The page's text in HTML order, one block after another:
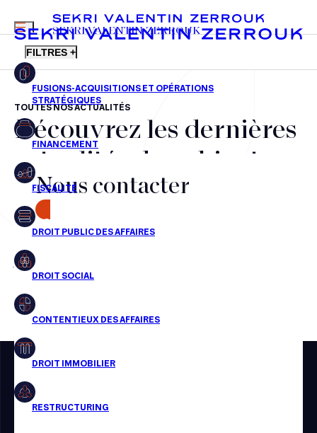
FR EN
MENU
SEKRI VALENTIN ZERROUK
FILTRES +
Fusions-acquisitions et opérations stratégiques
Financement
Fiscalité
Droit public des affaires
Droit social
Droit immobilier
Restructuring
TOUTES NOS ACTUALITÉS
Découvrez les dernières
actualités du cabinet,
nos récompenses et nos
transactions, jour après
jour
Aucun résultats pour cette recherche
Nous contacter